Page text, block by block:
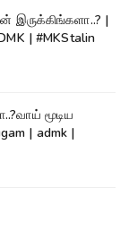
இருக்கிங்களா..? |
| #MKStalin
மூடிய
| admk |